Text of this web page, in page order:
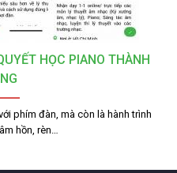
HỌC PIANO THÀNH
phím đàn, mà còn là hành trình
hồn, rèn…